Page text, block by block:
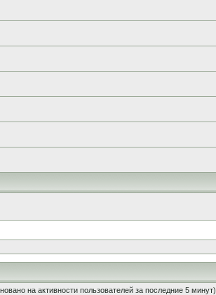
на активности пользователей за последние 5 минут)